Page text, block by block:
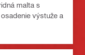
malta s
výstuže a